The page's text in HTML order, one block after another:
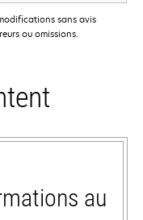
sans avis
ou omissions.
au